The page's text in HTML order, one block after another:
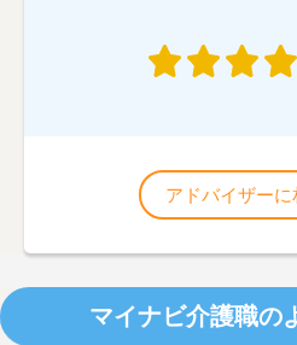
アドバイザーに
マイナビ介護職の